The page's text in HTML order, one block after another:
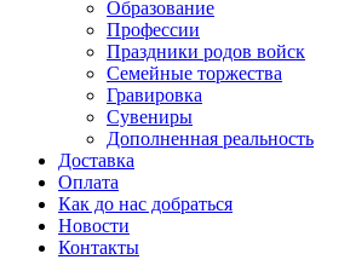
Образование
Профессии
Праздники родов войск
Семейные торжества
Гравировка
Сувениры
Дополненная реальность
Доставка
Оплата
Как до нас добраться
Новости
Контакты